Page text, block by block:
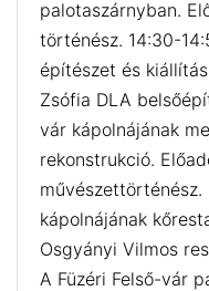
palotaszárnyban.
történész. 14:30-
építészet és
Zsófia DLA
vár kápolnájának
rekonstrukció.
művészettörténész.
kápolnájának
Osgyányi Vilmos
A Füzéri Felső-vár